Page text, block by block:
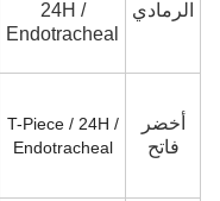
الرمادي
24H /
Endotracheal
أخضر
فاتح
T-Piece / 24H /
Endotracheal